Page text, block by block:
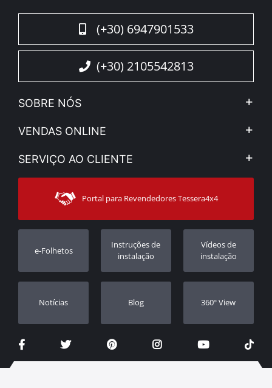
(+30) 6947901533
(+30) 2105542813
SOBRE NÓS
A Companhia
Notícias
Sitemap
VENDAS ONLINE
Minha Conta
Modos de Enviο
SERVIÇO AO CLIENTE
Contacto
Apoio ao cliente
Rastrear ordem
Revendedores
Portal para Revendedores Tessera4x4
e-Folhetos
Instruções de
instalação
Vídeos de
instalação
Notícias Blog 360º View